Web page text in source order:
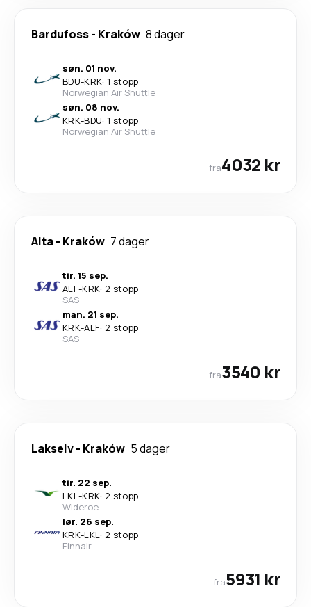
Bardufoss- Kraków 8 dager
søn. 01 nov.
BDU-KRK· 1 stopp
Norwegian Air Shuttle
søn. 08 nov.
KRK-BDU· 1 stopp
Norwegian Air Shuttle
fra4032 kr
Alta- Kraków 7 dager
tir. 15 sep.
ALF-KRK· 2 stopp
SAS
man. 21 sep.
KRK-ALF· 2 stopp
SAS
fra3540 kr
Lakselv- Kraków 5 dager
tir. 22 sep.
LKL-KRK· 2 stopp
Wideroe
lør. 26 sep.
KRK-LKL· 2 stopp
Finnair
fra5931 kr